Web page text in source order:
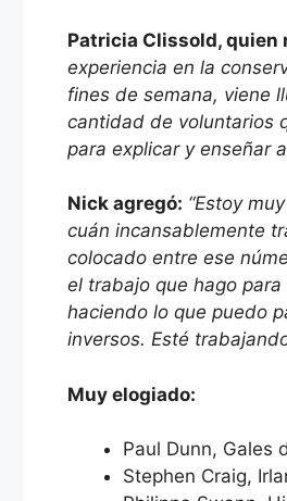
Patricia Clissold, quien
experiencia en la
fines de semana, viene
cantidad de voluntarios
para explicar y enseñar
Nick agregó: “Estoy
cuán incansablemente
colocado entre ese
el trabajo que hago
haciendo lo que puedo
inversos. Esté
Muy elogiado:
Paul Dunn, Gales
Stephen Craig,